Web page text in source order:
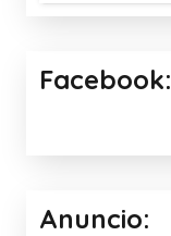
Facebook:
Anuncio: